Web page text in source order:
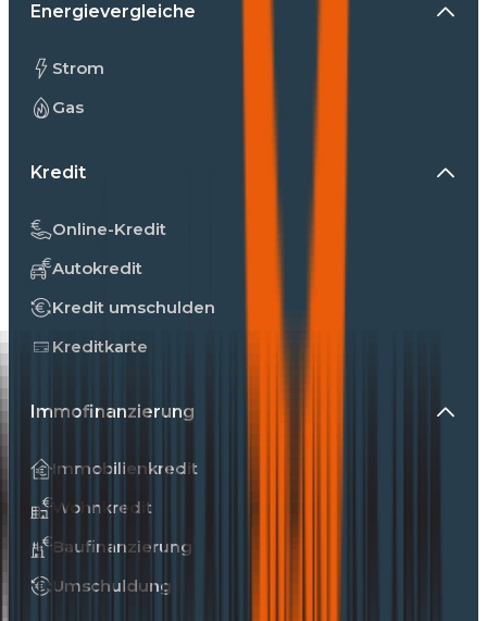
Energievergleiche
Strom
Gas
Kredit
Online-Kredit
Autokredit
Kredit umschulden
Kreditkarte
Immofinanzierung
Immobilienkredit
Wohnkredit
Baufinanzierung
Umschuldung